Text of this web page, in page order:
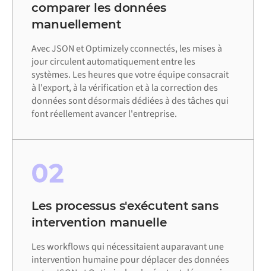
comparer les données
manuellement
Avec JSON et Optimizely cconnectés, les mises à
jour circulent automatiquement entre les
systèmes. Les heures que votre équipe consacrait
à l'export, à la vérification et à la correction des
données sont désormais dédiées à des tâches qui
font réellement avancer l'entreprise.
02
Les processus s'exécutent sans
intervention manuelle
Les workflows qui nécessitaient auparavant une
intervention humaine pour déplacer des données